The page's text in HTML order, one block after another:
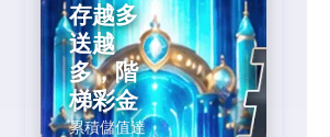
存越多
送越
多，階
梯彩金
累積儲值達